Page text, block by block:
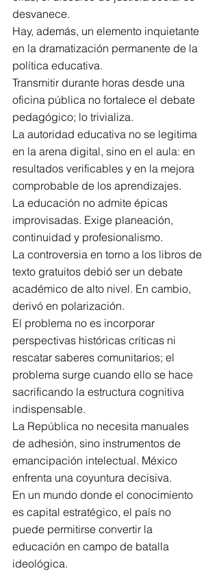
desvanece.
Hay, además, un elemento inquietante
en la dramatización permanente de la
política educativa.
Transmitir durante horas desde una
oficina pública no fortalece el debate
pedagógico; lo trivializa.
La autoridad educativa no se legitima
en la arena digital, sino en el aula: en
resultados verificables y en la mejora
comprobable de los aprendizajes.
La educación no admite épicas
improvisadas. Exige planeación,
continuidad y profesionalismo.
La controversia en torno a los libros de
texto gratuitos debió ser un debate
académico de alto nivel. En cambio,
derivó en polarización.
El problema no es incorporar
perspectivas históricas críticas ni
rescatar saberes comunitarios; el
problema surge cuando ello se hace
sacrificando la estructura cognitiva
indispensable.
La República no necesita manuales
de adhesión, sino instrumentos de
emancipación intelectual. México
enfrenta una coyuntura decisiva.
En un mundo donde el conocimiento
es capital estratégico, el país no
puede permitirse convertir la
educación en campo de batalla
ideológica.